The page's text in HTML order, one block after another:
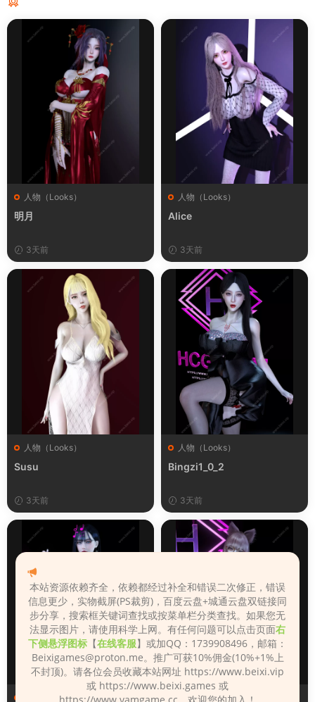
人物（Looks）
明月
3天前
人物（Looks）
Alice
3天前
人物（Looks）
Susu
3天前
人物（Looks）
Bingzi1_0_2
3天前
人物（Looks） 人物（Looks）
本站资源依赖齐全，依赖都经过补全和错误二次修正，错误
信息更少，实物截屏(PS裁剪)，百度云盘+城通云盘双链接同
步分享，搜索框关键词查找或按菜单栏分类查找。如果您无
法显示图片，请使用科学上网。有任何问题可以点击页面右
下侧悬浮图标 【在线客服】或加QQ：1739908496，邮箱：
Beixigames@proton.me。推广可获10%佣金(10%+1%上
不封顶)。请各位会员收藏本站网址 https://www.beixi.vip
或 https://www.beixi.games 或